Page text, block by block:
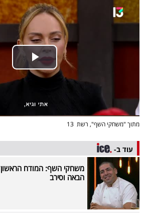
דרושים
מייל
אדום
פרסמו
באייס
עקבו
אחרינו:
מתוך "משחקי השף", רשת 13​
עוד ב-
משחקי השף: המודח
הבאה וסירב